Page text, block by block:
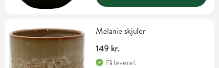
Melanie skjuler
149 kr.
Få leveret